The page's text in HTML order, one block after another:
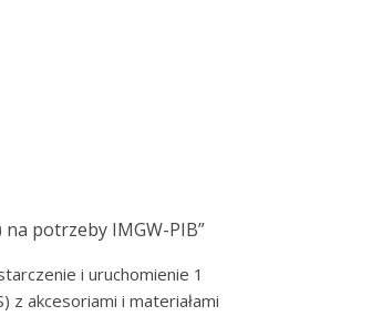
potrzeby IMGW-PIB”
i uruchomienie 1
akcesoriami i materiałami